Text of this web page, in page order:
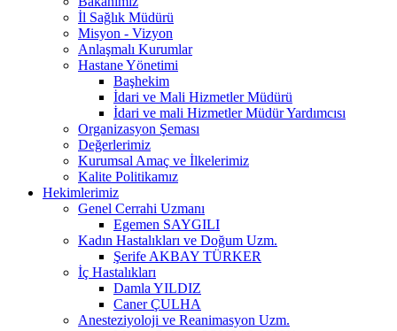
İl Sağlık Müdürü
Misyon - Vizyon
Anlaşmalı Kurumlar
Hastane Yönetimi
Başhekim
İdari ve Mali Hizmetler Müdürü
İdari ve mali Hizmetler Müdür Yardımcısı
Organizasyon Şeması
Değerlerimiz
Kurumsal Amaç ve İlkelerimiz
Kalite Politikamız
Hekimlerimiz
Genel Cerrahi Uzmanı
Egemen SAYGILI
Kadın Hastalıkları ve Doğum Uzm.
Şerife AKBAY TÜRKER
İç Hastalıkları
Damla YILDIZ
Caner ÇULHA
Anesteziyoloji ve Reanimasyon Uzm.